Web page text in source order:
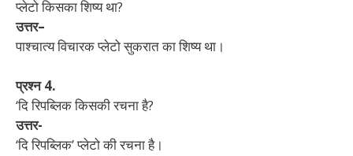
प्लेटो किसका शिष्य था?
उत्तर–
पाश्चात्य विचारक प्लेटो सुकरात का शिष्य था।
प्रश्न 4.
‘दि रिपब्लिक किसकी रचना है?
उत्तर-
‘दि रिपब्लिक’ प्लेटो की रचना है।